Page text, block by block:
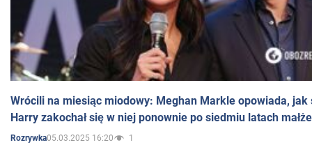
Wrócili na miesiąc miodowy: Meghan Markle opowiada, jak
Harry zakochał się w niej ponownie po siedmiu latach
Rozrywka05.03.2025 16:20 1